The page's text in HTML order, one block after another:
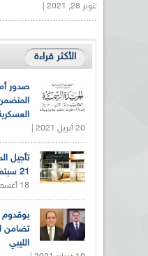
أكتوبر 28, 2021 |
الأكثر قراءة
صدور
20 أبريل 2021 |
تأجيل
21 سبتمبر
18 أغسطس 2021 |
بوقدوم
تضامن
الليبي